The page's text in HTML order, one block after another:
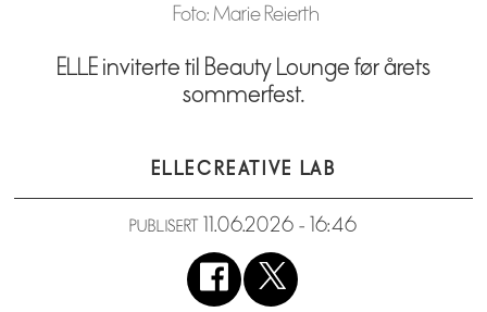
Foto: Marie Reierth
ELLE inviterte til Beauty Lounge før årets
sommerfest.
ELLECREATIVE LAB
PUBLISERT 11.06.2026 - 16:46